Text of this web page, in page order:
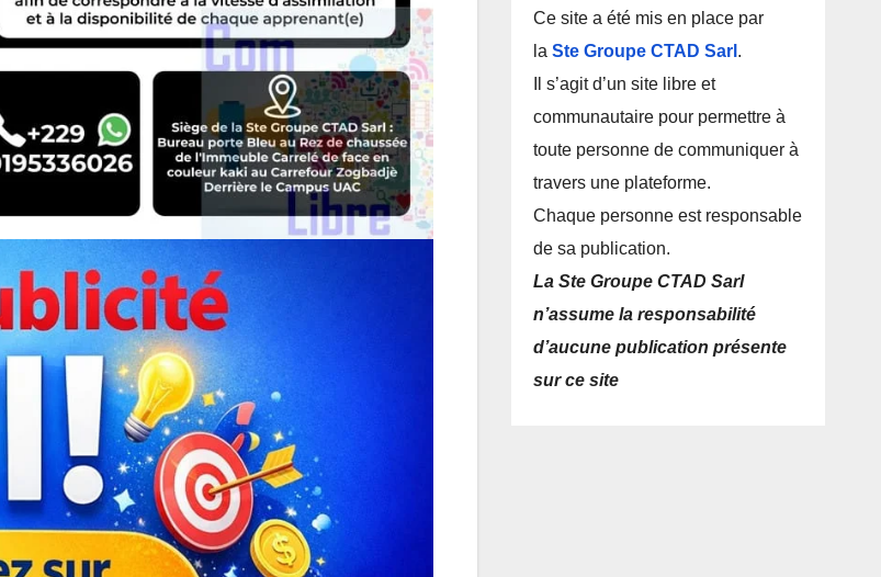
Ce site a été mis en place par
la Ste Groupe CTAD Sarl .
Il s’agit d’un site libre et
communautaire pour permettre à
toute personne de communiquer à
travers une plateforme.
Chaque personne est responsable
de sa publication.
La Ste Groupe CTAD Sarl
n’assume la responsabilité
d’aucune publication présente
sur ce site